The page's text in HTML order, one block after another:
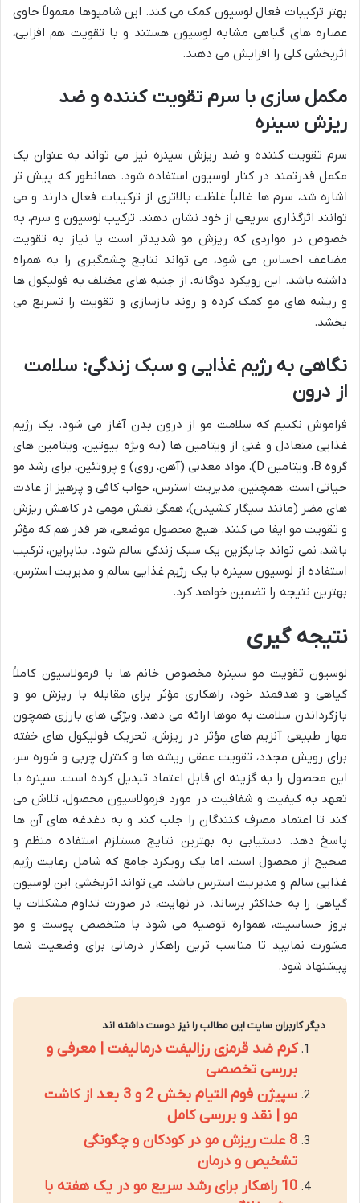
بهتر ترکیبات فعال لوسیون کمک می کند. این شامپوها معمولاً حاوی
عصاره های گیاهی مشابه لوسیون هستند و با تقویت هم افزایی،
اثربخشی کلی را افزایش می دهند.
مکمل سازی با سرم تقویت کننده و ضد
ریزش سینره
سرم تقویت کننده و ضد ریزش سینره نیز می تواند به عنوان یک
مکمل قدرتمند در کنار لوسیون استفاده شود. همانطور که پیش تر
اشاره شد، سرم ها غالباً غلظت بالاتری از ترکیبات فعال دارند و می
توانند اثرگذاری سریعی از خود نشان دهند. ترکیب لوسیون و سرم، به
خصوص در مواردی که ریزش مو شدیدتر است یا نیاز به تقویت
مضاعف احساس می شود، می تواند نتایج چشمگیری را به همراه
داشته باشد. این رویکرد دوگانه، از جنبه های مختلف به فولیکول ها
و ریشه های مو کمک کرده و روند بازسازی و تقویت را تسریع می
بخشد.
نگاهی به رژیم غذایی و سبک زندگی: سلامت
از درون
فراموش نکنیم که سلامت مو از درون بدن آغاز می شود. یک رژیم
غذایی متعادل و غنی از ویتامین ها (به ویژه بیوتین، ویتامین های
گروه B، ویتامین D)، مواد معدنی (آهن، روی) و پروتئین، برای رشد مو
حیاتی است. همچنین، مدیریت استرس، خواب کافی و پرهیز از عادت
های مضر (مانند سیگار کشیدن)، همگی نقش مهمی در کاهش ریزش
و تقویت مو ایفا می کنند. هیچ محصول موضعی، هر قدر هم که مؤثر
باشد، نمی تواند جایگزین یک سبک زندگی سالم شود. بنابراین، ترکیب
استفاده از لوسیون سینره با یک رژیم غذایی سالم و مدیریت استرس،
بهترین نتیجه را تضمین خواهد کرد.
نتیجه گیری
لوسیون تقویت مو سینره مخصوص خانم ها با فرمولاسیون کاملاً
گیاهی و هدفمند خود، راهکاری مؤثر برای مقابله با ریزش مو و
بازگرداندن سلامت به موها ارائه می دهد. ویژگی های بارزی همچون
مهار طبیعی آنزیم های مؤثر در ریزش، تحریک فولیکول های خفته
برای رویش مجدد، تقویت عمقی ریشه ها و کنترل چربی و شوره سر،
این محصول را به گزینه ای قابل اعتماد تبدیل کرده است. سینره با
تعهد به کیفیت و شفافیت در مورد فرمولاسیون محصول، تلاش می
کند تا اعتماد مصرف کنندگان را جلب کند و به دغدغه های آن ها
پاسخ دهد. دستیابی به بهترین نتایج مستلزم استفاده منظم و
صحیح از محصول است، اما یک رویکرد جامع که شامل رعایت رژیم
غذایی سالم و مدیریت استرس باشد، می تواند اثربخشی این لوسیون
گیاهی را به حداکثر برساند. در نهایت، در صورت تداوم مشکلات یا
بروز حساسیت، همواره توصیه می شود با متخصص پوست و مو
مشورت نمایید تا مناسب ترین راهکار درمانی برای وضعیت شما
پیشنهاد شود.
دیگر کاربران سایت این مطالب را نیز دوست داشته اند
کرم ضد قرمزی رزالیفت درمالیفت | معرفی و
بررسی تخصصی
سپیژن فوم التیام بخش 2 و 3 بعد از کاشت
مو | نقد و بررسی کامل
8 علت ریزش مو در کودکان و چگونگی
تشخیص و درمان
10 راهکار برای رشد سریع مو در یک هفته با